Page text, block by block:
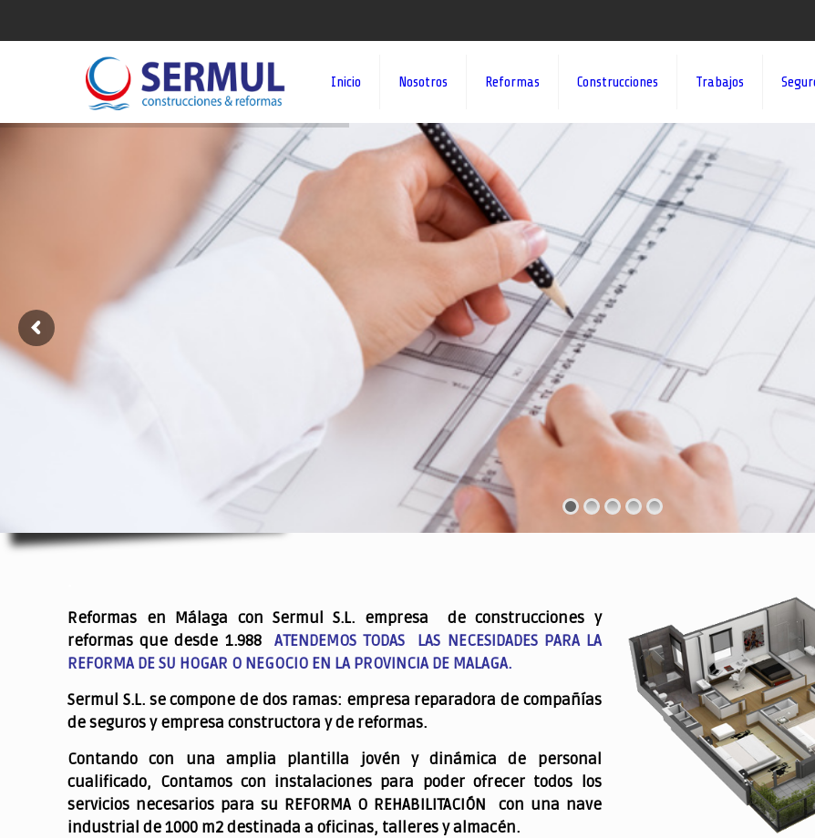
Inicio Nosotros Reformas Construcciones Trabajos
¡¡DAMOS
Reformas en Málaga con Sermul S.L. empresa de construcciones y
reformas que desde 1.988 ATENDEMOS TODAS LAS NECESIDADES PARA LA
REFORMA DE SU HOGAR O NEGOCIO EN LA PROVINCIA DE MALAGA.
Sermul S.L. se compone de dos ramas: empresa reparadora de compañías
de seguros y empresa constructora y de reformas.
Contando con una amplia plantilla jovén y dinámica de personal
cualificado, Contamos con instalaciones para poder ofrecer todos los
servicios necesarios para su REFORMA O REHABILITACIÓN con una nave
industrial de 1000 m2 destinada a oficinas, talleres y almacén.